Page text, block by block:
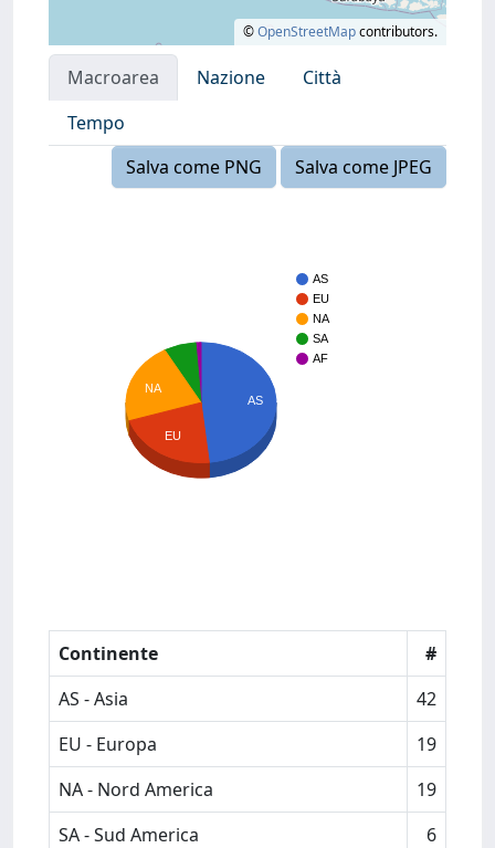
©OpenStreetMapcontributors.
Macroarea Nazione
Città
Tempo
Salva come PNG
Salva come JPEG
AS
EU
NA
SA
AF
AS
NA
EU
Continente
#
AS - Asia
42
EU - Europa
19
NA - Nord America
19
SA - Sud America
6